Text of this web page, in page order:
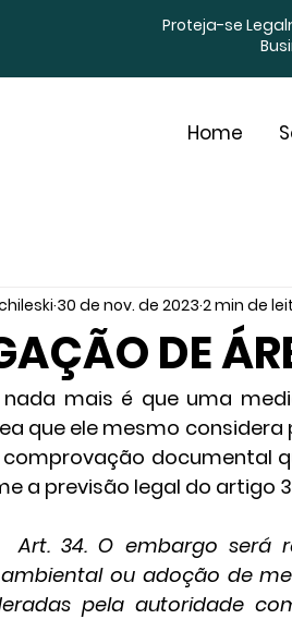
Proteja-se
DE
30 de nov. de 2023 2 min de
mais é que uma
que ele mesmo
documental
a previsão legal do artigo 34
Art. 34. O embargo será
ou adoção de
pela autoridade
Home